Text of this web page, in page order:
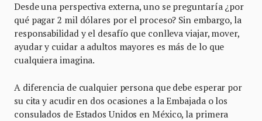
Desde una perspectiva externa, uno se preguntaría ¿por
qué pagar 2 mil dólares por el proceso? Sin embargo, la
responsabilidad y el desafío que conlleva viajar, mover,
ayudar y cuidar a adultos mayores es más de lo que
cualquiera imagina.
A diferencia de cualquier persona que debe esperar por
su cita y acudir en dos ocasiones a la Embajada o los
consulados de Estados Unidos en México, la primera